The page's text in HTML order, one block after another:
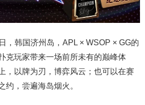
，韩国济州岛，APL × WSOP × GG的
克玩家带来一场前所未有的巅峰体
，以牌为刃，博弈风云；也可以在赛
约，尝遍海岛烟火。